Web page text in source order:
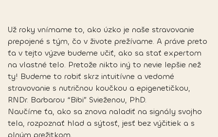
Už roky vnímame to, ako úzko je naše stravovanie
prepojené s tým, čo v živote prežívame. A práve preto
ťa v tejto výzve budeme učiť, ako sa stať expertom
na vlastné telo. Pretože nikto iný to nevie lepšie než
ty! Budeme to robiť skrz intuitívne a vedomé
stravovanie s nutričnou koučkou a epigenetičkou,
RNDr. Barbarou “Bibi” Svieženou, PhD.
Naučíme ťa, ako sa znova naladiť na signály svojho
tela, rozpoznať hlad a sýtosť, jesť bez výčitiek a s
plným prežitkom.